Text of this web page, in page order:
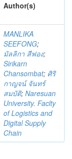
Author(s)
MANLIKA
SEEFONG;
มัลลิกา สีฟอง;
Sirikarn
Chansombat; ศิริ
กาญจน์ จันทร์
สมบัติ; Naresuan
University. Faclty
of Logistics and
Digital Supply
Chain